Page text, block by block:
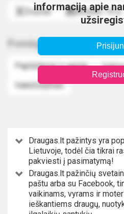
Dvyniai Birželio 14 d.
Pomėgiai
Paplūdimiai ir gamta
Vaikščiojimas
informaciją apie
Draugas.lt pažintys yra
Lietuvoje, todėl čia tikrai
pakviesti į pasimatymą!
Draugas.lt pažinčių
paštu arba su Facebook,
vaikinams, vyrams ir
ieškantiems draugų,